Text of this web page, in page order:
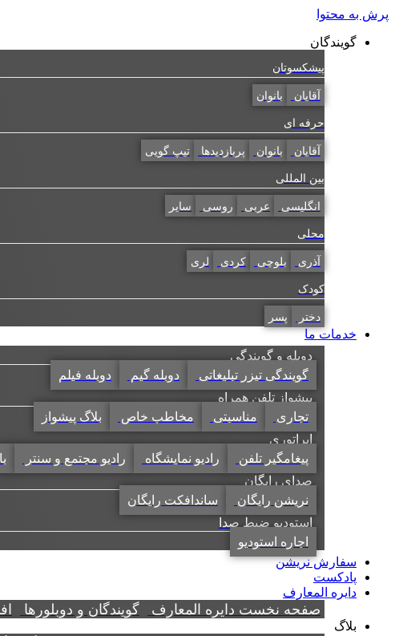
پرش به محتوا
گویندگان
پیشکسوتان
آقایان بانوان
حرفه ای
آقایان بانوان پربازدیدها تیپ گویی
بین المللی
انگلیسی عربی روسی سایر
محلی
آذری بلوچی کردی لری
کودک
دختر پسر
خدمات ما
دوبله و گویندگی
گویندگی تیزر تبلیغاتی
دوبله گیم
دوبله فیلم
پیشواز تلفن همراه
تجاری
مناسبتی مخاطب خاص
بلاگ پیشواز
اپراتوری
پیغامگیر تلفن
رادیو نمایشگاه رادیو مجتمع و سنتر
صدای رایگان
نریشن رایگان
ساندافکت رایگان
استودیو ضبط صدا
اجاره استودیو
سفارش نریشن
پادکست
دایره المعارف
صفحه نخست دایره المعارف گویندگان و دوبلورها
بلاگ